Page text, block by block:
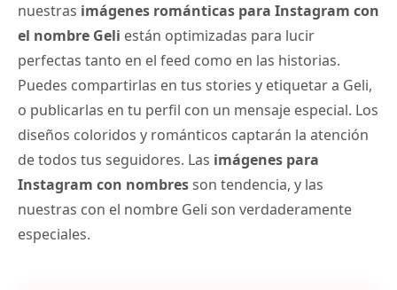
nuestras imágenes románticas para Instagram con
el nombre Geli están optimizadas para lucir
perfectas tanto en el feed como en las historias.
Puedes compartirlas en tus stories y etiquetar a Geli,
o publicarlas en tu perfil con un mensaje especial. Los
diseños coloridos y románticos captarán la atención
de todos tus seguidores. Las imágenes para
Instagram con nombresson tendencia, y las
nuestras con el nombre Geli son verdaderamente
especiales.